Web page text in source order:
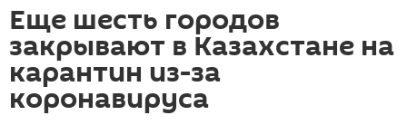
Еще шесть городов
закрывают в Казахстане на
карантин из-за
коронавируса